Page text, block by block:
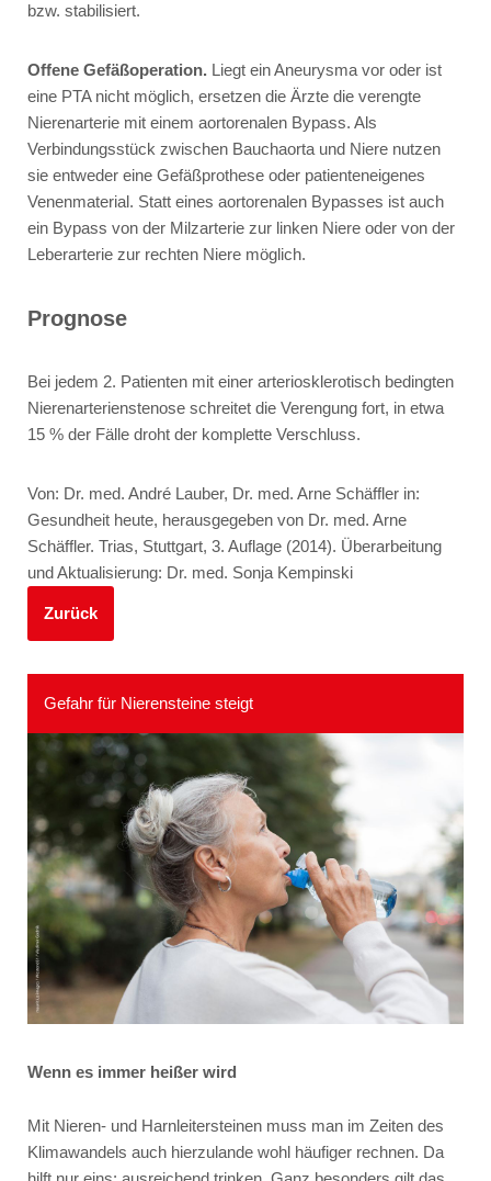
bzw. stabilisiert.
Offene Gefäßoperation. Liegt ein Aneurysma vor oder ist
eine PTA nicht möglich, ersetzen die Ärzte die verengte
Nierenarterie mit einem aortorenalen Bypass. Als
Verbindungsstück zwischen Bauchaorta und Niere nutzen
sie entweder eine Gefäßprothese oder patienteneigenes
Venenmaterial. Statt eines aortorenalen Bypasses ist auch
ein Bypass von der Milzarterie zur linken Niere oder von der
Leberarterie zur rechten Niere möglich.
Prognose
Bei jedem 2. Patienten mit einer arteriosklerotisch bedingten
Nierenarterienstenose schreitet die Verengung fort, in etwa
15 % der Fälle droht der komplette Verschluss.
Von: Dr. med. André Lauber, Dr. med. Arne Schäffler in:
Gesundheit heute, herausgegeben von Dr. med. Arne
Schäffler. Trias, Stuttgart, 3. Auflage (2014). Überarbeitung
und Aktualisierung: Dr. med. Sonja Kempinski
Zurück
Gefahr für Nierensteine steigt
Wenn es immer heißer wird
Mit Nieren- und Harnleitersteinen muss man im Zeiten des
Klimawandels auch hierzulande wohl häufiger rechnen. Da